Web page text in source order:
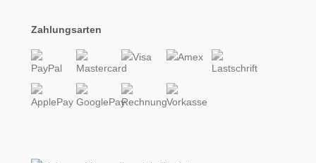
Zahlungsarten